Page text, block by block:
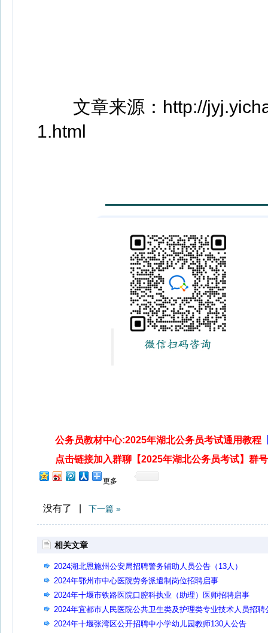
文章来源：http://
1.html
公务员教材中心:2025年湖北公务员考试通用教程
点击链接加入群聊【2025年湖北公务员考试】群
更多
没有了 | 下一篇 »
相关文章
2024湖北恩施州公安局招聘警务辅助人员公告（13人）
2024年鄂州市中心医院劳务派遣制岗位招聘启事
2024年十堰市铁路医院口腔科执业（助理）医师招聘启事
2024年宜都市人民医院公共卫生类及护理类专业技术人员招聘
告
2024年十堰张湾区公开招聘中小学幼儿园教师130人公告